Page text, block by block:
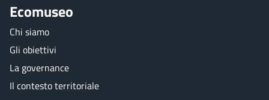
Ecomuseo
Chi siamo
Gli obiettivi
La governance
Il contesto territoriale